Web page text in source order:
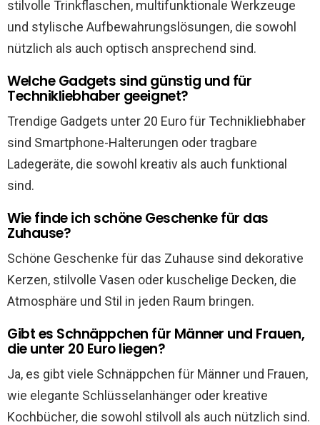
stilvolle Trinkflaschen, multifunktionale Werkzeuge
und stylische Aufbewahrungslösungen, die sowohl
nützlich als auch optisch ansprechend sind.
Welche Gadgets sind günstig und für
Technikliebhaber geeignet?
Trendige Gadgets unter 20 Euro für Technikliebhaber
sind Smartphone-Halterungen oder tragbare
Ladegeräte, die sowohl kreativ als auch funktional
sind.
Wie finde ich schöne Geschenke für das
Zuhause?
Schöne Geschenke für das Zuhause sind dekorative
Kerzen, stilvolle Vasen oder kuschelige Decken, die
Atmosphäre und Stil in jeden Raum bringen.
Gibt es Schnäppchen für Männer und Frauen,
die unter 20 Euro liegen?
Ja, es gibt viele Schnäppchen für Männer und Frauen,
wie elegante Schlüsselanhänger oder kreative
Kochbücher, die sowohl stilvoll als auch nützlich sind.